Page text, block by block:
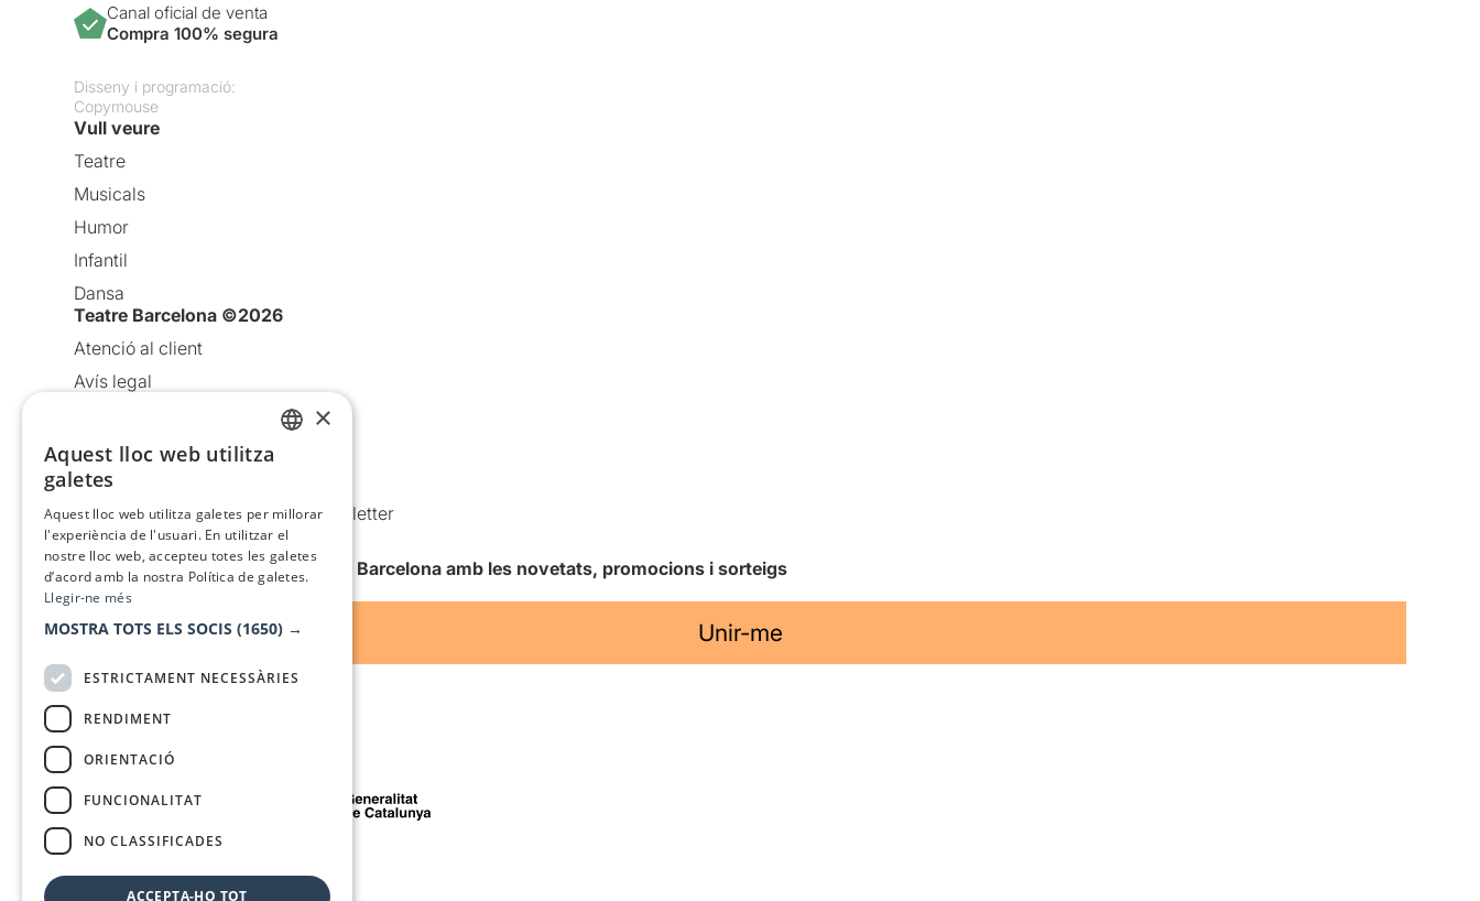
Canal oficial de venta
Compra 100% segura
Disseny i programació:
Copymouse
Vull veure
Teatre
Musicals
Humor
Infantil
Dansa
Teatre Barcelona ©2026
Atenció al client
Avís legal
Política de cookies
Condicions d’ús
Comunicacions comercials i Newsletter
Anuncia’t
Vull rebre la newsletter de Teatre Barcelona amb les novetats, promocions i sorteigs
Unir-me
Amb el suport de
×
Aquest lloc web utilitza
galetes
Aquest lloc web utilitza galetes per millorar
l'experiència de l'usuari. En utilitzar el
nostre lloc web, accepteu totes les galetes
d’acord amb la nostra Política de galetes.
Llegir-ne més
MOSTRA TOTS ELS SOCIS (1650) →
ESTRICTAMENT NECESSÀRIES
RENDIMENT
ORIENTACIÓ
FUNCIONALITAT
NO CLASSIFICADES
ACCEPTA-HO TOT